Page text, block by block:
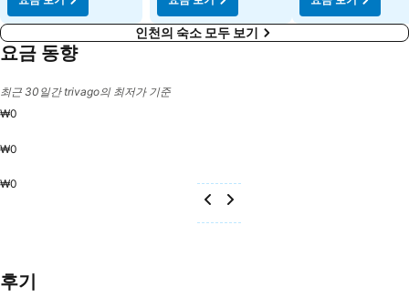
인천의 숙소 모두 보기
요금 동향
최근 30일간 trivago의 최저가 기준
₩0
₩0
₩0
후기